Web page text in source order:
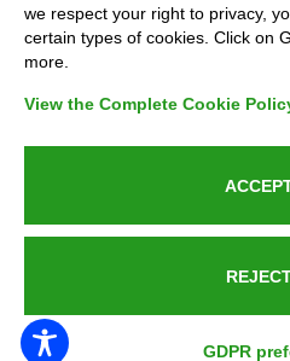
PUBLIC SERVICE
Azienda certificata UNI
P.IVA 05538100727 -
we respect your right to privacy,
certain types of cookies. Click on
more.
View the Complete Cookie
GDPR